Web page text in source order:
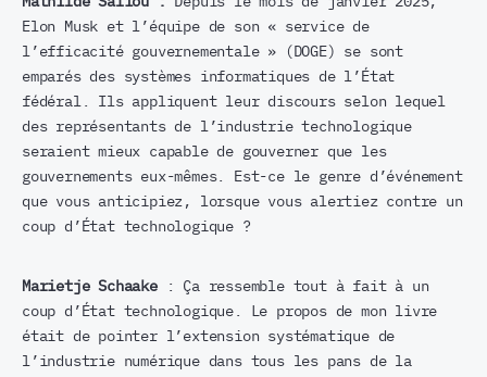
Elon Musk et l’équipe de son « service de
l’efficacité gouvernementale » (DOGE) se sont
emparés des systèmes informatiques de l’État
fédéral. Ils appliquent leur discours selon lequel
des représentants de l’industrie technologique
seraient mieux capable de gouverner que les
gouvernements eux-mêmes. Est-ce le genre d’événement
que vous anticipiez, lorsque vous alertiez contre un
coup d’État technologique ?
Marietje Schaake
: Ça ressemble tout à fait à un
coup d’État technologique. Le propos de mon livre
était de pointer l’extension systématique de
l’industrie numérique dans tous les pans de la